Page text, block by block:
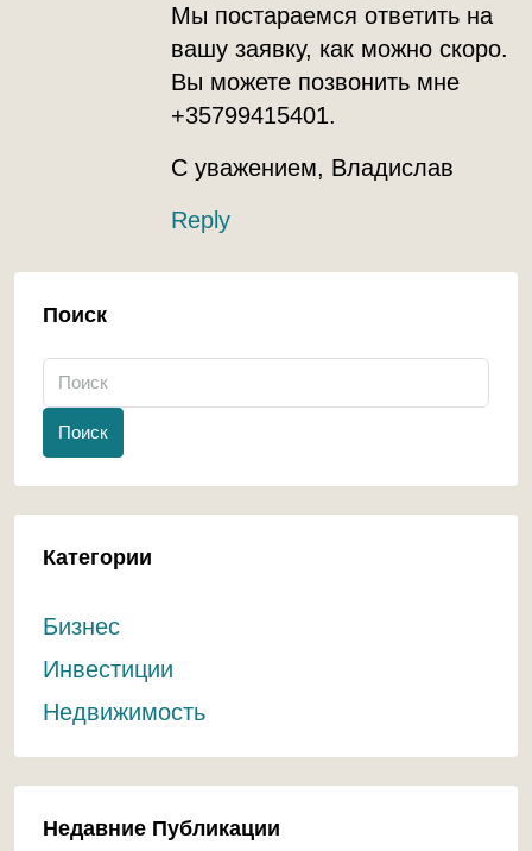
Мы постараемся ответить на
вашу заявку, как можно скоро.
Вы можете позвонить мне
+35799415401.
С уважением, Владислав
Reply
Поиск
Поиск
Категории
Бизнес
Инвестиции
Недвижимость
Недавние Публикации